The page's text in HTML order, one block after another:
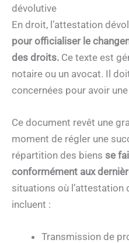
dévolutive
En droit, l’attestation
pour officialiser le
des droits. Ce texte est
notaire ou un avocat. Il
concernées pour avoir
Ce document revêt une
moment de régler une
répartition des biens se
conformément aux
situations où l’attestation
incluent :
Transmission de